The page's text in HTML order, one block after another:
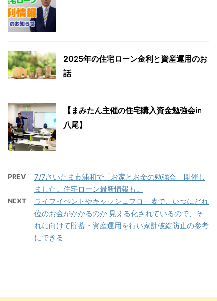
2025年の住宅ローン金利と資産運用のお
話
【まみたん主催の住宅購入資金勉強会in
八尾】
PREV
7/7さいたま市浦和で「お家とお金の勉強会」開催し
ました。住宅ローン最新情報も。
NEXT
ライフイベントやキャッシュフロー表で、いつにどれ
位のお金がかかるのか 見える化されているので、そ
れに向けて貯蓄・資産運用を行い家計破綻防止の参考
にできる